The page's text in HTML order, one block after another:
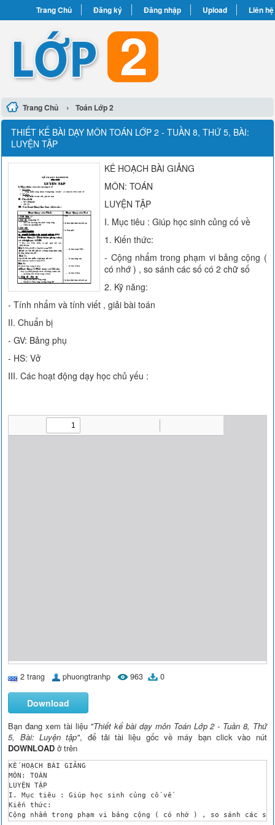
Trang Chủ Đăng ký Đăng nhập Upload Liên hệ
Trang Chủ › Toán Lớp 2
THIẾT KẾ BÀI DẠY MÔN TOÁN LỚP 2 - TUẦN 8, THỨ 5, BÀI:
LUYỆN TẬP
KẾ HOẠCH BÀI GIẢNG
MÔN: TOÁN
LUYỆN TẬP
I. Mục tiêu : Giúp học sinh củng cố về
1. Kiến thức:
- Cộng nhẩm trong phạm vi bảng cộng (
có nhớ ) , so sánh các số có 2 chữ số
2. Kỹ năng:
- Tính nhẩm và tính viết , giải bài toán
II. Chuẩn bị
- GV: Bảng phụ
- HS: Vở
III. Các hoạt động dạy học chủ yếu :
2 trang phuongtranhp 963 0
Download
Bạn đang xem tài liệu "Thiết kế bài dạy môn Toán Lớp 2 - Tuần 8, Thứ
5, Bài: Luyện tập", để tải tài liệu gốc về máy bạn click vào nút
DOWNLOAD ở trên
KẾ HOẠCH BÀI GIẢNG
MÔN: TOÁN
LUYỆN TẬP
I. Mục tiêu : Giúp học sinh củng cố về
Kiến thức:
Cộng nhẩm trong phạm vi bảng cộng ( có nhớ ) , so sánh các